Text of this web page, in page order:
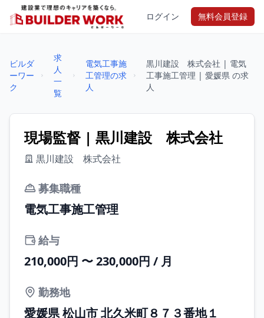
ログイン 無料会員登録
ビルダ
ーワー
ク
求
人
一
覧
電気工事施
工管理の求
人
黒川建設 株式会社 | 電気
工事施工管理 | 愛媛県 の求
人
現場監督 | 黒川建設 株式会社
黒川建設 株式会社
募集職種
電気工事施工管理
給与
210,000円 〜 230,000円 / 月
勤務地
愛媛県 松山市 北久米町８７３番地１